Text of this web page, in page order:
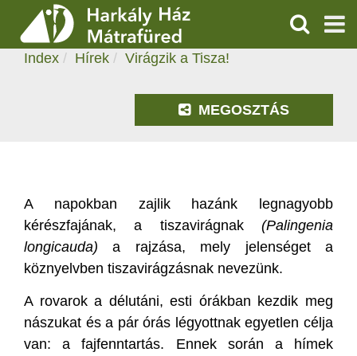
ÁRAK, NYITVATARTÁS
KERESÉS
VIRÁGZIK A TISZA!
2022.06.22. 12:38
Index Hírek Virágzik a Tisza!
MEGOSZTÁS
A napokban zajlik hazánk legnagyobb
kérészfajának, a tiszavirágnak (Palingenia
longicauda) a rajzása, mely jelenséget a
köznyelvben tiszavirágzásnak nevezünk.
A rovarok a délutáni, esti órákban kezdik meg
nászukat és a pár órás légyottnak egyetlen célja
van: a fajfenntartás. Ennek során a hímek